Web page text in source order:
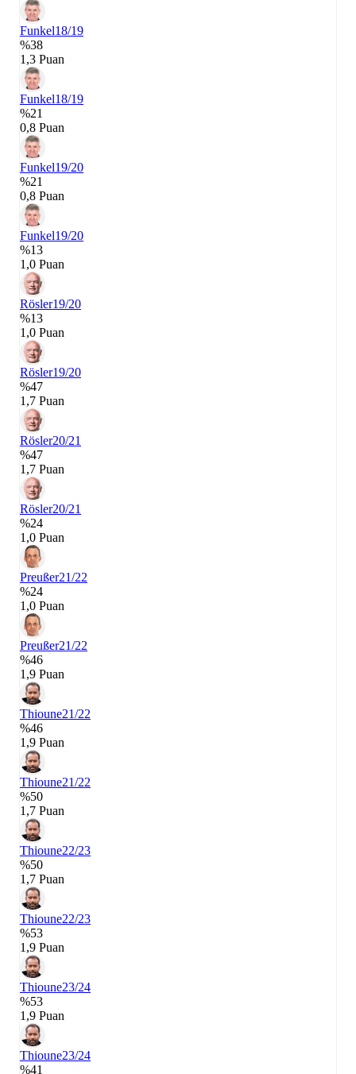
Funkel18/19
%38
1,3 Puan
Funkel18/19
%21
0,8 Puan
Funkel19/20
%21
0,8 Puan
Funkel19/20
%13
1,0 Puan
Rösler19/20
%13
1,0 Puan
Rösler19/20
%47
1,7 Puan
Rösler20/21
%47
1,7 Puan
Rösler20/21
%24
1,0 Puan
Preußer21/22
%24
1,0 Puan
Preußer21/22
%46
1,9 Puan
Thioune21/22
%46
1,9 Puan
Thioune21/22
%50
1,7 Puan
Thioune22/23
%50
1,7 Puan
Thioune22/23
%53
1,9 Puan
Thioune23/24
%53
1,9 Puan
Thioune23/24
%41